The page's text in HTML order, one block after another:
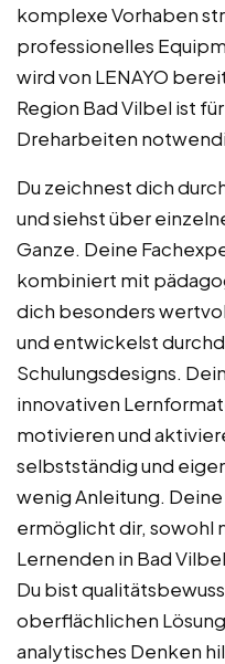
komplexe Vorhaben
professionelles
wird von LENAYO
Region Bad Vilbel ist
Dreharbeiten
Du zeichnest dich
und siehst über
Ganze. Deine
kombiniert mit
dich besonders
und entwickelst
Schulungsdesigns.
innovativen
motivieren und
selbstständig und
wenig Anleitung.
ermöglicht dir, sowohl
Lernenden in Bad
Du bist
oberflächlichen
analytisches Denken